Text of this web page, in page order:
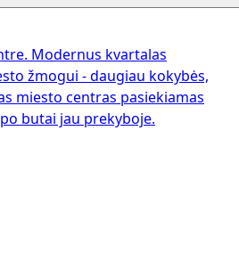
Modernus kvartalas
žmogui - daugiau kokybės,
miesto centras pasiekiamas
butai jau prekyboje.